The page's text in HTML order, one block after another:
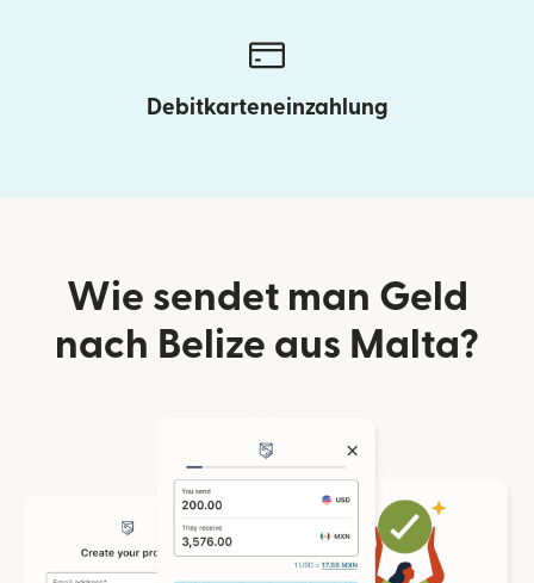
Debitkarteneinzahlung
Wie sendet man Geld
nach Belize aus Malta?